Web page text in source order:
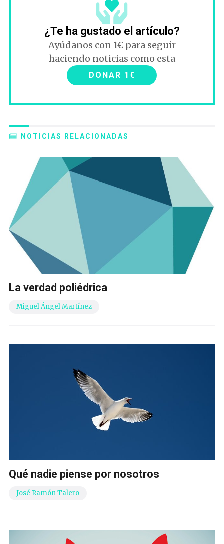
¿Te ha gustado el artículo?
Ayúdanos con 1€ para seguir
haciendo noticias como esta
DONAR 1€
NOTICIAS RELACIONADAS
La verdad poliédrica
Miguel Ángel Martínez
Qué nadie piense por nosotros
José Ramón Talero